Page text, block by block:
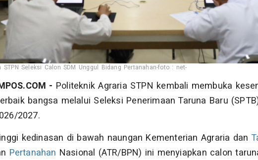
STPN Seleksi Calon SDM Unggul Bidang Pertanahan-foto : net-
- Politeknik Agraria STPN kembali membuka
bangsa melalui Seleksi Penerimaan Taruna Baru
2027.
kedinasan di bawah naungan Kementerian Agraria dan
Pertanahan Nasional (ATR/BPN) ini menyiapkan calon